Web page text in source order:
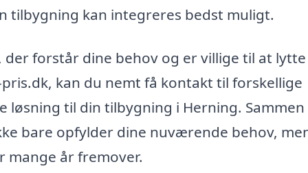
tilbygning kan integreres bedst muligt.
forstår dine behov og er villige til at
kan du nemt få kontakt til forskellige
løsning til din tilbygning i Herning.
bare opfylder dine nuværende behov,
år fremover.